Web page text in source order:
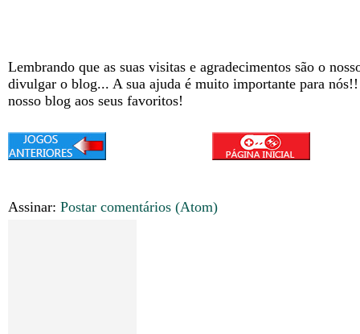
Lembrando que as suas visitas e agradecimentos são o
divulgar o blog... A sua ajuda é muito importante para nós!!
nosso blog aos seus favoritos!
Assinar: Postar comentários (Atom)